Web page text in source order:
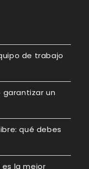
de trabajo
garantizar un
qué debes
la mejor